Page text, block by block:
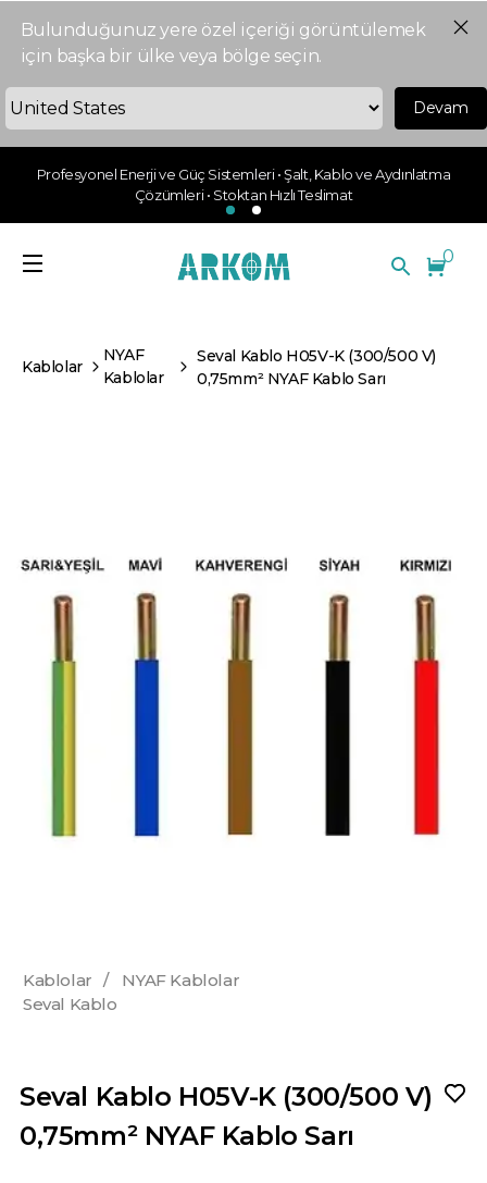
Bulunduğunuz yere özel içeriği görüntülemek
için başka bir ülke veya bölge seçin.
Devam
Profesyonel Enerji ve Güç Sistemleri • Şalt, Kablo ve Aydınlatma
Çözümleri • Stoktan Hızlı Teslimat
0
Kablolar
NYAF
Kablolar
Seval Kablo H05V-K (300/500 V)
0,75mm² NYAF Kablo Sarı
Kablolar /
NYAF Kablolar
Seval Kablo
Seval Kablo H05V-K (300/500 V)
0,75mm² NYAF Kablo Sarı